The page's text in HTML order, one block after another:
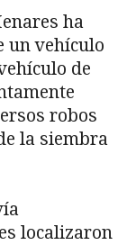
ha
un vehículo
de
robos
la siembra
localizaron